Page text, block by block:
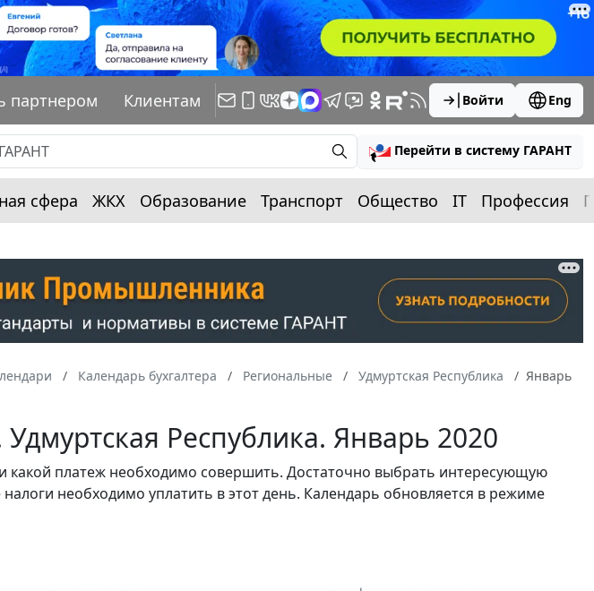
партнером Клиентам Войти Eng
Перейти в систему ГАРАНТ
сфера ЖКХ Образование Транспорт Общество IT Профессия
Календарь бухгалтера Региональные Удмуртская Республика
Январь
Республика. Январь 2020
и какой платеж необходимо совершить. Достаточно выбрать интересующую
необходимо уплатить в этот день. Календарь обновляется в режиме